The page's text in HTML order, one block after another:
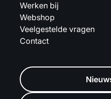
Werken bij
Webshop
Veelgestelde vragen
Contact